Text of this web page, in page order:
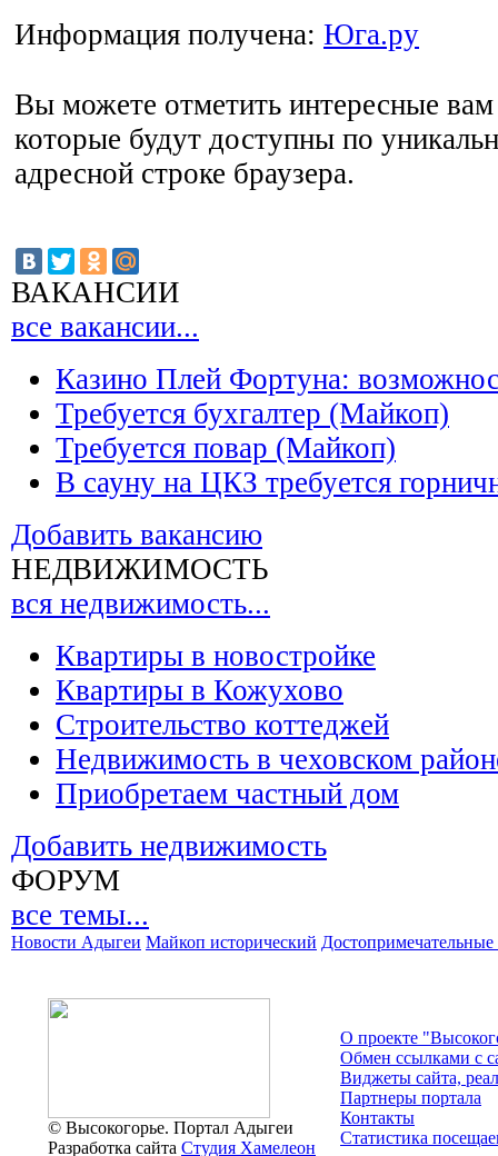
Информация получена: Юга.ру
Вы можете отметить интересные
которые будут доступны по
адресной строке браузера.
ВАКАНСИИ
все вакансии...
Казино Плей Фортуна:
Требуется бухгалтер (Майкоп)
Требуется повар (Майкоп)
В сауну на ЦКЗ требуется
Добавить вакансию
НЕДВИЖИМОСТЬ
вся недвижимость...
Квартиры в новостройке
Квартиры в Кожухово
Строительство коттеджей
Недвижимость в чеховском
Приобретаем частный дом
Добавить недвижимость
ФОРУМ
все темы...
Новости Адыгеи Майкоп исторический Достопримечательные
© Высокогорье. Портал Адыгеи
Разработка сайта Студия Хамелеон
О проекте
Обмен ссылками c
Виджеты сайта,
Партнеры портала
Контакты
Статистика